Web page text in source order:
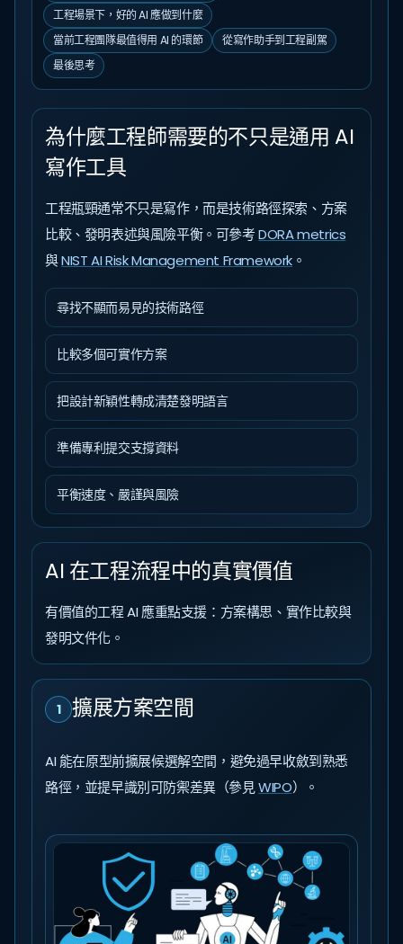
工程場景下，好的 AI 應做到什麼
當前工程團隊最值得用 AI 的環節
從寫作助手到工程副駕
最後思考
為什麼工程師需要的不只是通用 AI
寫作工具
工程瓶頸通常不只是寫作，而是技術路徑探索、方案
比較、發明表述與風險平衡。可參考DORA metrics
與NIST AI Risk Management Framework 。
尋找不顯而易見的技術路徑
比較多個可實作方案
把設計新穎性轉成清楚發明語言
準備專利提交支撐資料
平衡速度、嚴謹與風險
AI 在工程流程中的真實價值
有價值的工程 AI 應重點支援：方案構思、實作比較與
發明文件化。
1 擴展方案空間
AI 能在原型前擴展候選解空間，避免過早收斂到熟悉
路徑，並提早識別可防禦差異（參見WIPO）。